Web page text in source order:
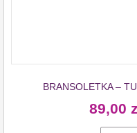
BRANSOLETKA –
89,00